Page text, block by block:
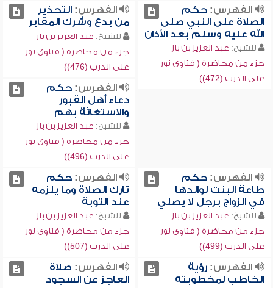
الفهرس:حكم
الصلاة على النبي صلى
الله عليه وسلم بعد الأذان
للشيخ: عبد العزيز بن باز
جزء من محاضرة ( فتاوى نور
على الدرب (472))
الفهرس:التحذير
من بدع وشرك المقابر
للشيخ: عبد العزيز بن باز
جزء من محاضرة ( فتاوى نور
على الدرب (476))
الفهرس:حكم
دعاء أهل القبور
والاستغاثة بهم
للشيخ: عبد العزيز بن باز
جزء من محاضرة ( فتاوى نور
على الدرب (496))
الفهرس:حكم
طاعة البنت لوالدها
في الزواج برجل لا يصلي
للشيخ: عبد العزيز بن باز
جزء من محاضرة ( فتاوى نور
على الدرب (499))
الفهرس:حكم
تارك الصلاة وما يلزمه
عند التوبة
للشيخ: عبد العزيز بن باز
جزء من محاضرة ( فتاوى نور
على الدرب (507))
الفهرس:رؤية
الخاطب لمخطوبته
الفهرس: صلاة
العاجز عن السجود